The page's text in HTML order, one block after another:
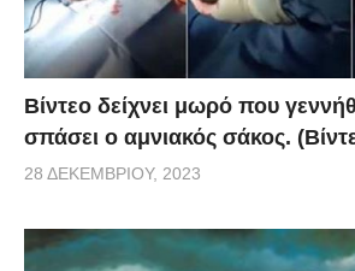
Βίντεο δείχνει μωρό που
σπάσει ο αμνιακός σάκος.
28 ΔΕΚΕΜΒΡΊΟΥ, 2023